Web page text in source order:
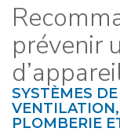
prévenir
SYSTÈMES
PLOMBERIE